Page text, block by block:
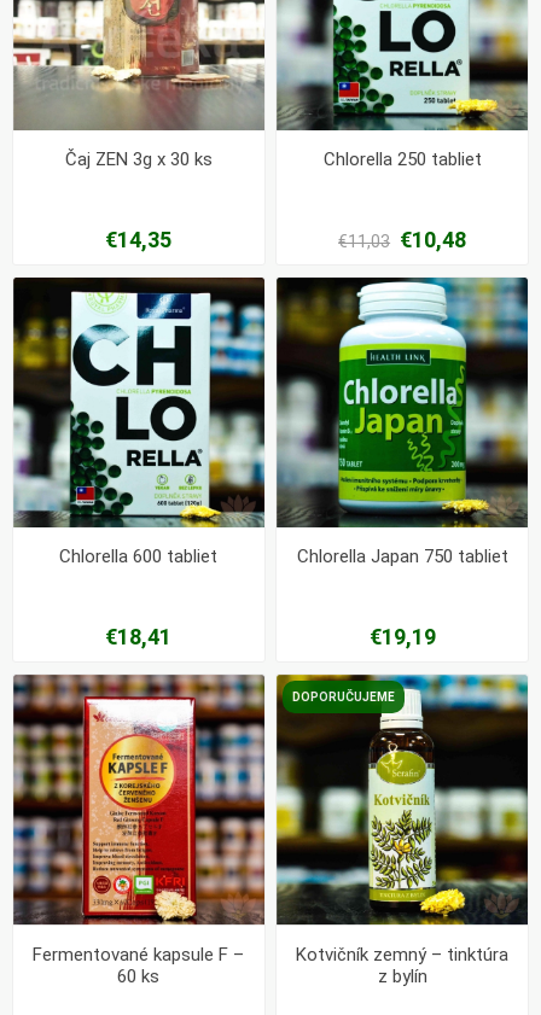
Čaj ZEN 3g x 30 ks
€14,35
Chlorella 250 tabliet
€11,03 €10,48
Chlorella 600 tabliet
€18,41
Chlorella Japan 750 tabliet
€19,19
Fermentované kapsule F –
60 ks
DOPORUČUJEME
Kotvičník zemný – tinktúra
z bylín